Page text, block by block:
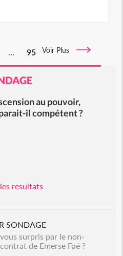
... 95 Voir Plus
au pouvoir,
il compétent ?
resultats
SONDAGE
surpris par le non-
de Emerse Faé ?